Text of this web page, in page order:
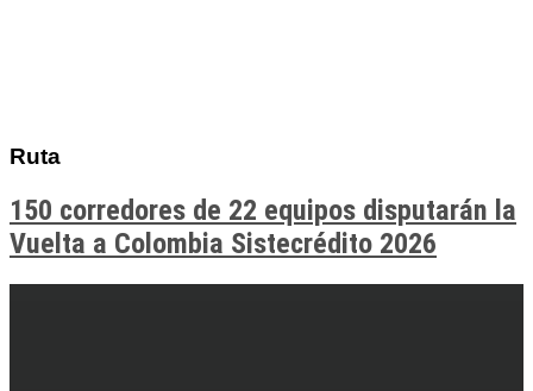
Ruta
150 corredores de 22 equipos disputarán la
Vuelta a Colombia Sistecrédito 2026